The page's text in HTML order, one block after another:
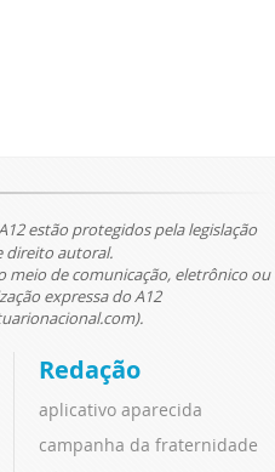
estão protegidos pela legislação
direito autoral.
de comunicação, eletrônico ou
expressa do A12
Redação
aplicativo aparecida
campanha da fraternidade